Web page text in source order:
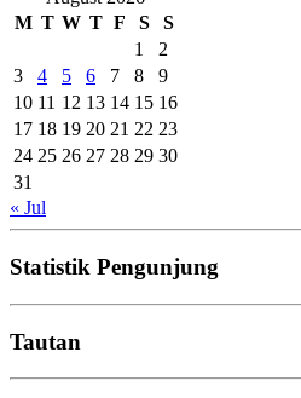
M T W T F S
S
1
2
3
4 5 6 7 8
9
10 11 12 13 14 15 16
17 18 19 20 21 22 23
24 25 26 27 28 29 30
31
« Jul
Statistik Pengunjung
Tautan